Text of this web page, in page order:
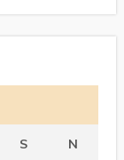
S N